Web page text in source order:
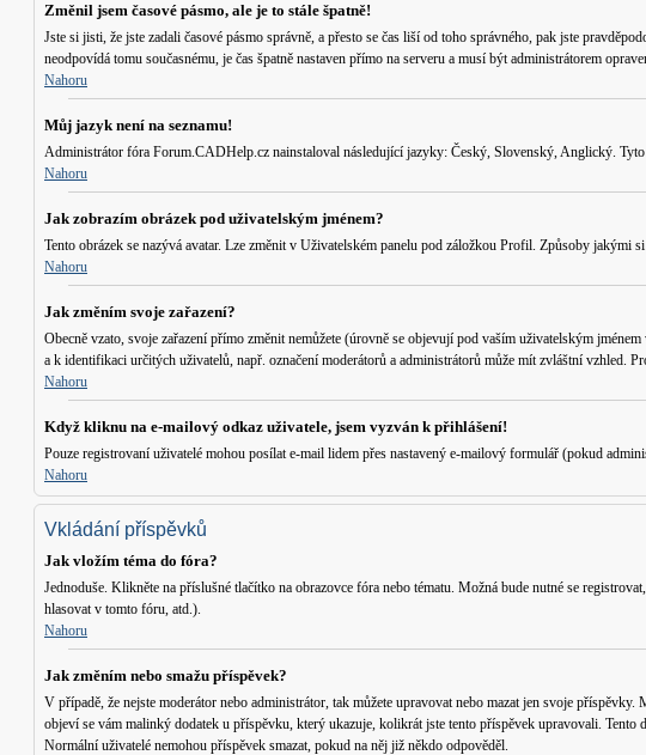
Změnil jsem časové pásmo, ale je to stále špatně!
Jste si jisti, že jste zadali časové pásmo správně, a přesto se čas liší od toho správného, pak jste
neodpovídá tomu současnému, je čas špatně nastaven přímo na serveru a musí být administrátorem
Nahoru
Můj jazyk není na seznamu!
Administrátor fóra Forum.CADHelp.cz nainstaloval následující jazyky: Český, Slovenský, Anglický.
Nahoru
Jak zobrazím obrázek pod uživatelským jménem?
Tento obrázek se nazývá avatar. Lze změnit v Uživatelském panelu pod záložkou Profil. Způsoby jakými
Nahoru
Jak změním svoje zařazení?
Obecně vzato, svoje zařazení přímo změnit nemůžete (úrovně se objevují pod vaším uživatelským
a k identifikaci určitých uživatelů, např. označení moderátorů a administrátorů může mít zvláštní vzhled.
Nahoru
Když kliknu na e-mailový odkaz uživatele, jsem vyzván k přihlášení!
Pouze registrovaní uživatelé mohou posílat e-mail lidem přes nastavený e-mailový formulář (pokud
Nahoru
Vkládání příspěvků
Jak vložím téma do fóra?
Jednoduše. Klikněte na příslušné tlačítko na obrazovce fóra nebo tématu. Možná bude nutné se
hlasovat v tomto fóru, atd.).
Nahoru
Jak změním nebo smažu příspěvek?
V případě, že nejste moderátor nebo administrátor, tak můžete upravovat nebo mazat jen svoje
objeví se vám malinký dodatek u příspěvku, který ukazuje, kolikrát jste tento příspěvek upravovali.
Normální uživatelé nemohou příspěvek smazat, pokud na něj již někdo odpověděl.